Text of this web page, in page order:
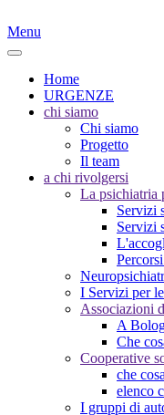
Menu
Home
URGENZE
chi siamo
Chi siamo
Progetto
Il team
a chi rivolgersi
La psichiatria
Servizi
Servizi
I Servizi per
Associazioni
A
Che
Cooperative
che
elenco
I gruppi di